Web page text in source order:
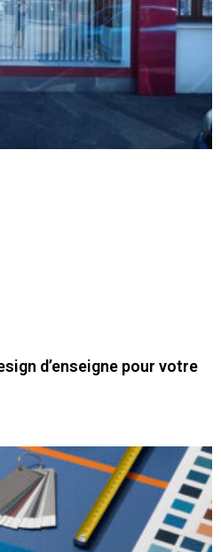
d’enseigne pour votre